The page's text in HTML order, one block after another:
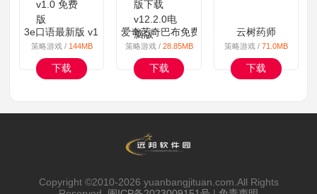
3e口语最新版 v1.0 免费版
策略游戏 / 144MB
下载
爱奇艺奇巴布免费版下载 v12.2.0电脑版
策略游戏 / 28.85MB
下载
云树药师
策略游戏 /71.0MB
下载
Copyright ©2010-2026 yuanbangjituan.com.All Rights